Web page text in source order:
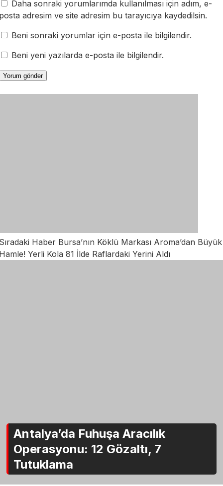
Daha sonraki yorumlarımda kullanılması için adım, e-
adresim ve site adresim bu tarayıcıya kaydedilsin.
Beni sonraki yorumlar için e-posta ile bilgilendir.
Beni yeni yazılarda e-posta ile bilgilendir.
Haber Bursa’nın Köklü Markası Aroma’dan Büyük
Yerli Kola 81 İlde Raflardaki Yerini Aldı
Antalya’da Fuhuşa Aracılık
Operasyonu: 12 Gözaltı, 7
Tutuklama